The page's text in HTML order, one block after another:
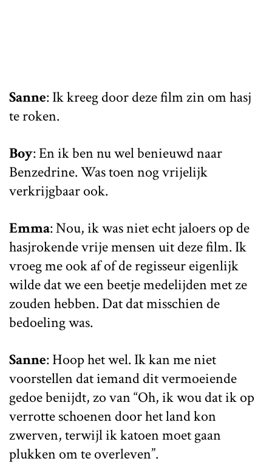
Sanne: Ik kreeg door deze film zin om hasj
te roken.
Boy: En ik ben nu wel benieuwd naar
Benzedrine. Was toen nog vrijelijk
verkrijgbaar ook.
Emma: Nou, ik was niet echt jaloers op de
hasjrokende vrije mensen uit deze film. Ik
vroeg me ook af of de regisseur eigenlijk
wilde dat we een beetje medelijden met ze
zouden hebben. Dat dat misschien de
bedoeling was.
Sanne: Hoop het wel. Ik kan me niet
voorstellen dat iemand dit vermoeiende
gedoe benijdt, zo van “Oh, ik wou dat ik op
verrotte schoenen door het land kon
zwerven, terwijl ik katoen moet gaan
plukken om te overleven”.